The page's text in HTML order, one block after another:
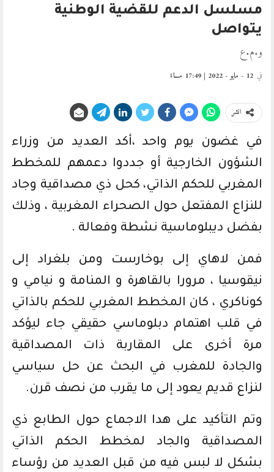
مسلسل الدعم للقضية الوطنية
يتواصل
و.م.ع
في 12 - مايو - 2022 | 17:49 مساءً
انشر
في غضون يوم واحد ،أكد العديد من وزراء
الشؤون الخارجية أو جددوا دعمهم للمخطط
المغربي للحكم الذاتي، كحل ذي مصداقية وجاد
للنزاع المفتعل حول الصحراء المغربية ، وذلك
بفضل ديبلوماسية نشطة وفعالة .
فمن لاهاي إلى بوخارست ومن بلغراد إلى
نيقوسيا ، مرورا بالقاهرة و المنامة و نيامي و
كوناكري ، كان المخطط المغربي للحكم بالذاتي
في قلب اهتمام دبلوماسي حقيقي جاء ليؤكد
مرة أخرى على المقاربة ذات المصداقية
والجادة للمغرب في البحث عن حل سياسي
لنزاع قديم يعود إلى ما يقرب من نصف قرن.
وتم التأكيد على هدا الاجماع حول الطابع ذي
المصداقية والجاد لمخطط الحكم الذاتي
بشكل لا لبس فيه من قبل العديد من رؤساء